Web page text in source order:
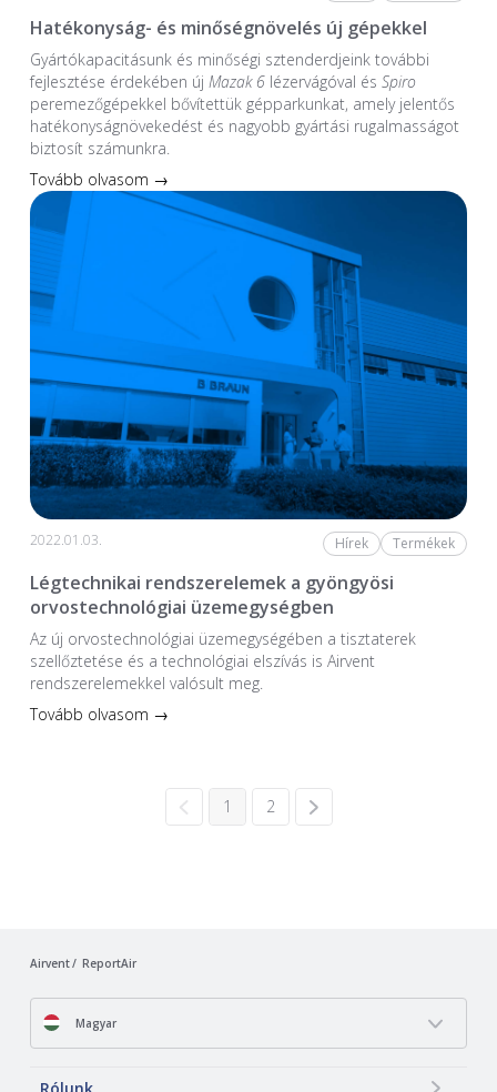
Hatékonyság- és minőségnövelés új gépekkel
Gyártókapacitásunk és minőségi sztenderdjeink további
fejlesztése érdekében új Mazak 6lézervágóval és Spiro
peremezőgépekkel bővítettük gépparkunkat, amely jelentős
hatékonyságnövekedést és nagyobb gyártási rugalmasságot
biztosít számunkra.
Tovább olvasom →
2022.01.03. Hírek Termékek
Légtechnikai rendszerelemek a gyöngyösi
orvostechnológiai üzemegységben
Az új orvostechnológiai üzem­egységében a tiszta­terek
szellőztetése és a technológiai elszívás is Airvent
rendszerelemekkel valósult meg.
Tovább olvasom →
1 2
Airvent ReportAir
Magyar